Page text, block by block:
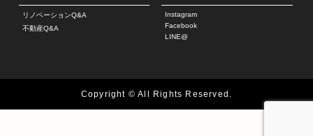
リノベーションQ&A
不動産Q&A
Instagram
Facebook
LINE@
Copyright © All Rights Reserved.